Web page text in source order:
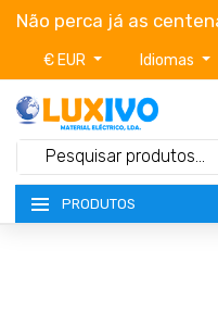
Não perca já as
€ EUR Idiomas
PRODUTOS